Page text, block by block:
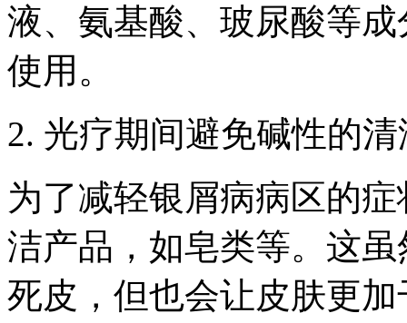
液、氨基酸、玻尿酸等
使用。
2. 光疗期间避免碱性的
为了减轻银屑病病区的
洁产品，如皂类等。这
死皮，但也会让皮肤更